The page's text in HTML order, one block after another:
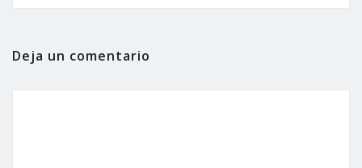
Deja un comentario